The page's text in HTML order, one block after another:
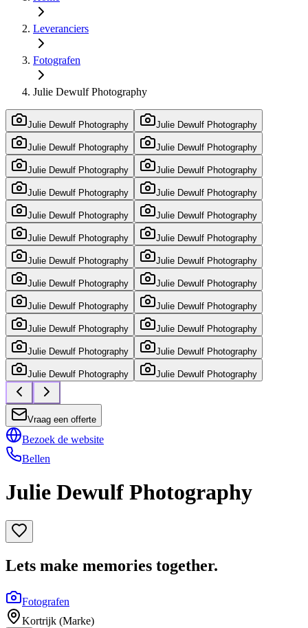
Leveranciers
Fotografen
Julie Dewulf Photography
Julie Dewulf Photography Julie Dewulf Photography
Julie Dewulf Photography Julie Dewulf Photography
Julie Dewulf Photography Julie Dewulf Photography
Julie Dewulf Photography Julie Dewulf Photography
Julie Dewulf Photography Julie Dewulf Photography
Julie Dewulf Photography Julie Dewulf Photography
Julie Dewulf Photography Julie Dewulf Photography
Julie Dewulf Photography Julie Dewulf Photography
Julie Dewulf Photography Julie Dewulf Photography
Julie Dewulf Photography Julie Dewulf Photography
Julie Dewulf Photography Julie Dewulf Photography
Julie Dewulf Photography Julie Dewulf Photography
Vraag een offerte
Bezoek de website
Bellen
Julie Dewulf Photography
Lets make memories together.
Fotografen
Kortrijk (Marke)